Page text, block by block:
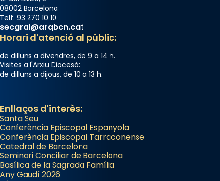
08002 Barcelona
Telf. 93 270 10 10
secgral@arqbcn.cat
Horari d'atenció al públic:
de dilluns a divendres, de 9 a 14 h.
Visites a l'Arxiu Diocesà:
de dilluns a dijous, de 10 a 13 h.
Enllaços d'interès:
Santa Seu
Conferència Episcopal Espanyola
Conferència Episcopal Tarraconense
Catedral de Barcelona
Seminari Conciliar de Barcelona
Basílica de la Sagrada Família
Any Gaudí 2026